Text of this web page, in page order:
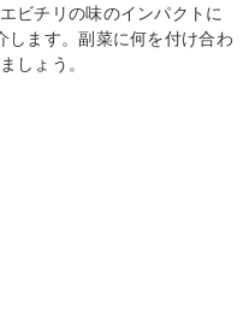
ビチリの味のインパクトに
します。副菜に何を付け合わ
しょう。